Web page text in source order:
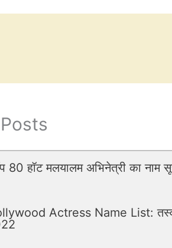
80 हॉट मलयालम अभिनेत्री का
Actress Name List: